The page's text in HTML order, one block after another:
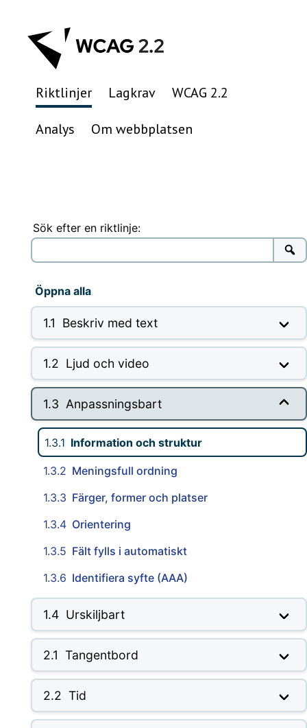
innehåll
Riktlinjer Lagkrav WCAG 2.2
Analys Om webbplatsen
Sök efter en riktlinje:
Öppna alla
1.1 Beskriv med text
1.2 Ljud och video
1.3 Anpassningsbart
1.3.1 Information och struktur
1.3.2 Meningsfull ordning
1.3.3 Färger, former och platser
1.3.4 Orientering
1.3.5 Fält fylls i automatiskt
1.3.6 Identifiera syfte (AAA)
1.4 Urskiljbart
2.1 Tangentbord
2.2 Tid